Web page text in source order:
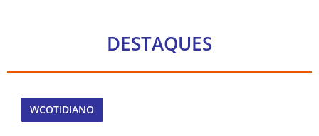
DESTAQUES
WCOTIDIANO